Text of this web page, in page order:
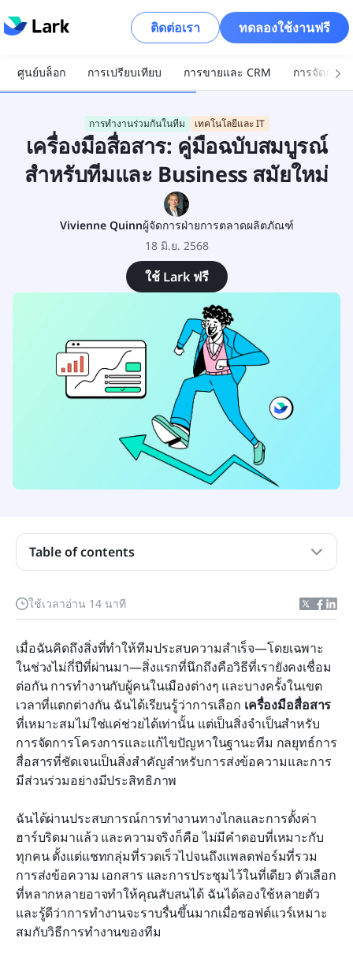
ติดต่อเรา ทดลองใช้งานฟรี
ศูนย์บล็อก การเปรียบเทียบ การขายและ CRM การจัดการ
การทำงานร่วมกันในทีม เทคโนโลยีและ IT
เครื่องมือสื่อสาร: คู่มือฉบับสมบูรณ์
สำหรับทีมและ Business สมัยใหม่
Vivienne Quinnผู้จัดการฝ่ายการตลาดผลิตภัณฑ์
18 มิ.ย. 2568
ใช้ Lark ฟรี
ใช้เวลาอ่าน 14 นาที
เมื่อฉันคิดถึงสิ่งที่ทำให้ทีมประสบความสำเร็จ—โดยเฉพาะ
ในช่วงไม่กี่ปีที่ผ่านมา—สิ่งแรกที่นึกถึงคือวิธีที่เรายังคงเชื่อม
ต่อกัน การทำงานกับผู้คนในเมืองต่างๆ และบางครั้งในเขต
เวลาที่แตกต่างกัน ฉันได้เรียนรู้ว่าการเลือก เครื่องมือสื่อสาร
ที่เหมาะสมไม่ใช่แค่ช่วยได้เท่านั้น แต่เป็นสิ่งจำเป็นสำหรับ
การจัดการโครงการและแก้ไขปัญหาในฐานะทีม กลยุทธ์การ
สื่อสารที่ชัดเจนเป็นสิ่งสำคัญสำหรับการส่งข้อความและการ
มีส่วนร่วมอย่างมีประสิทธิภาพ
ฉันได้ผ่านประสบการณ์การทำงานทางไกลและการตั้งค่า
ฮาร์บริดมาแล้ว และความจริงก็คือ ไม่มีคำตอบที่เหมาะกับ
ทุกคน ตั้งแต่แชทกลุ่มที่รวดเร็วไปจนถึงแพลตฟอร์มที่รวม
การส่งข้อความ เอกสาร และการประชุมไว้ในที่เดียว ตัวเลือก
ที่หลากหลายอาจทำให้คุณสับสนได้ ฉันได้ลองใช้หลายตัว
และรู้ดีว่าการทำงานจะราบรื่นขึ้นมากเมื่อซอฟต์แวร์เหมาะ
สมกับวิธีการทำงานของทีม
Table of contents
ประเภทของเครื่องมือสื่อสารสำหรับบริษัทสมัยใหม่
เครื่องมือและแพลตฟอร์มการสื่อสารชั้นนำ
ซอฟต์แวร์ครบวงจร: Lark, Microsoft Teams และ
Google Workspace
การส่งข้อความทันทีและการสื่อสารแบบเรียลไทม์:
Slack และ Discord
แพลตฟอร์มการประชุมทางวิดีโอ: Zoom และ Skype
การจัดการโครงการและงาน: Asana, Trello,
Monday
การทำงานร่วมกันในเอกสารและพื้นที่ทำงานร่วม:
Notion และ SharePoint
แพลตฟอร์ม CRM และการสื่อสารภายนอก:
Salesforce และ HubSpot